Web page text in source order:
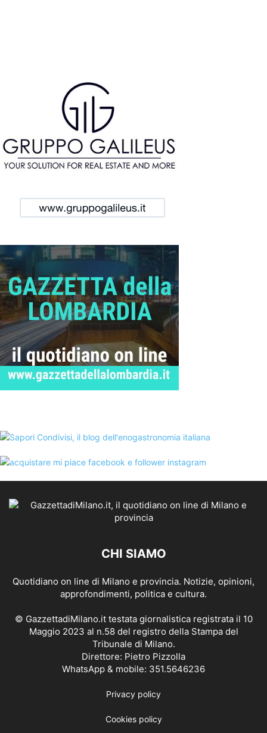
CHI SIAMO
Quotidiano on line di Milano e provincia. Notizie, opinioni,
approfondimenti, politica e cultura.
© GazzettadiMilano.it testata giornalistica registrata il 10
Maggio 2023 al n.58 del registro della Stampa del
Tribunale di Milano.
Direttore: Pietro Pizzolla
WhatsApp & mobile: 351.5646236
Privacy policy
Cookies policy